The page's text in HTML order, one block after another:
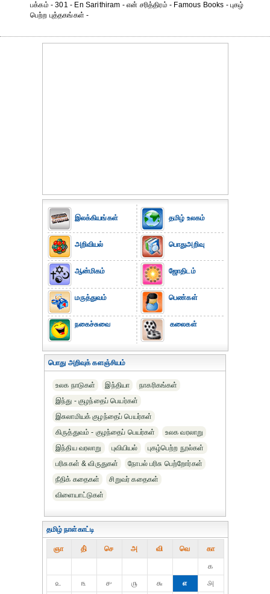
பக்கம் - 301 - En Sarithiram - என் சரித்திரம் - Famous Books - புகழ்
பெற்ற புத்தகங்கள் -
இலக்கியங்கள்
அறிவியல்
ஆன்மிகம்
மருத்துவம்
நகைச்சுவை
தமிழ் உலகம்
பொதுஅறிவு
ஜோதிடம்
பெண்கள்
கலைகள்
பொது அறிவுக் களஞ்சியம்
உலக நாடுகள் இந்தியா
நாகரிகங்கள்
இந்து - குழந்தைப் பெயர்கள்
இசுலாமியக் குழந்தைப் பெயர்கள்
கிருத்துவம் - குழந்தைப் பெயர்கள்
உலக வரலாறு
இந்திய வரலாறு
புவியியல்
புகழ்பெற்ற நூல்கள்
பரிசுகள் & விருதுகள்
நோபல் பரிசு‎ பெற்றோர்‎கள்
நீதிக் கதைகள்
சிறுவர் கதைகள்
விளையாட்டுகள்
தமிழ் நாள்காட்டி
ஞா தி் செ அ வி வெ கா
௧
௨
௩ ௪ ௫ ௬ ௭
௮